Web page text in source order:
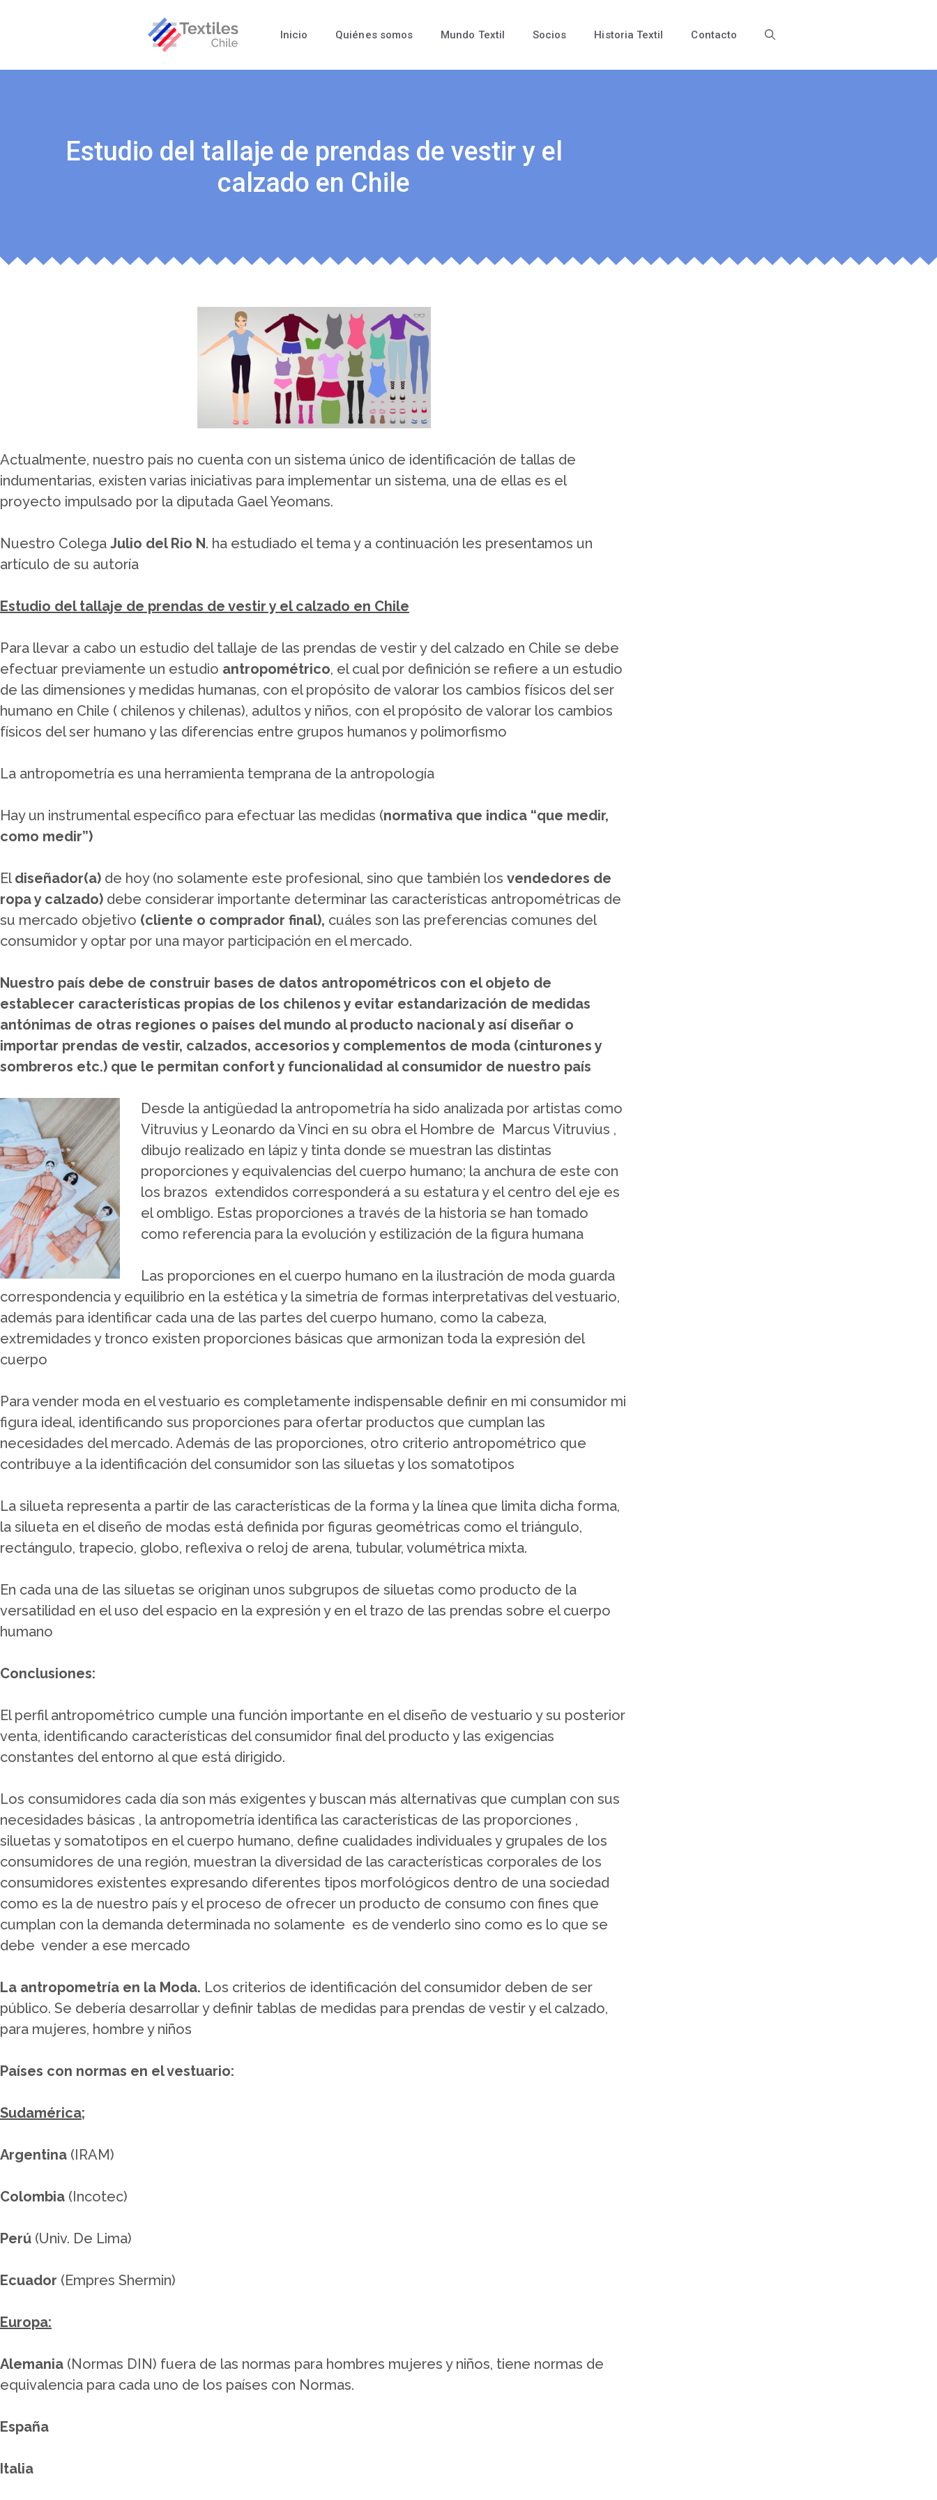
Inicio Quiénes somos Mundo Textil Socios Historia Textil Contacto
Estudio del tallaje de prendas de vestir y el
calzado en Chile
Actualmente, nuestro país no cuenta con un sistema único de identificación de tallas de
indumentarias, existen varias iniciativas para implementar un sistema, una de ellas es el
proyecto impulsado por la diputada Gael Yeomans.
Nuestro Colega Julio del Rio N. ha estudiado el tema y a continuación les presentamos un
artículo de su autoría
Estudio del tallaje de prendas de vestir y el calzado en Chile
Para llevar a cabo un estudio del tallaje de las prendas de vestir y del calzado en Chile se debe
efectuar previamente un estudio antropométrico, el cual por definición se refiere a un estudio
de las dimensiones y medidas humanas, con el propósito de valorar los cambios físicos del ser
humano en Chile ( chilenos y chilenas), adultos y niños, con el propósito de valorar los cambios
físicos del ser humano y las diferencias entre grupos humanos y polimorfismo
La antropometría es una herramienta temprana de la antropología
Hay un instrumental específico para efectuar las medidas (normativa que indica “que medir,
como medir”)
El diseñador(a) de hoy (no solamente este profesional, sino que también los vendedores de
ropa y calzado) debe considerar importante determinar las características antropométricas de
su mercado objetivo (cliente o comprador final), cuáles son las preferencias comunes del
consumidor y optar por una mayor participación en el mercado.
Nuestro país debe de construir bases de datos antropométricos con el objeto de
establecer características propias de los chilenos y evitar estandarización de medidas
antónimas de otras regiones o países del mundo al producto nacional y así diseñar o
importar prendas de vestir, calzados, accesorios y complementos de moda (cinturones y
sombreros etc.) que le permitan confort y funcionalidad al consumidor de nuestro país
Desde la antigüedad la antropometría ha sido analizada por artistas como
Vitruvius y Leonardo da Vinci en su obra el Hombre de Marcus Vitruvius ,
dibujo realizado en lápiz y tinta donde se muestran las distintas
proporciones y equivalencias del cuerpo humano; la anchura de este con
los brazos extendidos corresponderá a su estatura y el centro del eje es
el ombligo. Estas proporciones a través de la historia se han tomado
como referencia para la evolución y estilización de la figura humana
Las proporciones en el cuerpo humano en la ilustración de moda guarda
correspondencia y equilibrio en la estética y la simetría de formas interpretativas del vestuario,
además para identificar cada una de las partes del cuerpo humano, como la cabeza,
extremidades y tronco existen proporciones básicas que armonizan toda la expresión del
cuerpo
Para vender moda en el vestuario es completamente indispensable definir en mi consumidor mi
figura ideal, identificando sus proporciones para ofertar productos que cumplan las
necesidades del mercado. Además de las proporciones, otro criterio antropométrico que
contribuye a la identificación del consumidor son las siluetas y los somatotipos
La silueta representa a partir de las características de la forma y la línea que limita dicha forma,
la silueta en el diseño de modas está definida por figuras geométricas como el triángulo,
rectángulo, trapecio, globo, reflexiva o reloj de arena, tubular, volumétrica mixta.
En cada una de las siluetas se originan unos subgrupos de siluetas como producto de la
versatilidad en el uso del espacio en la expresión y en el trazo de las prendas sobre el cuerpo
humano
Conclusiones:
El perfil antropométrico cumple una función importante en el diseño de vestuario y su posterior
venta, identificando características del consumidor final del producto y las exigencias
constantes del entorno al que está dirigido.
Los consumidores cada día son más exigentes y buscan más alternativas que cumplan con sus
necesidades básicas , la antropometría identifica las características de las proporciones ,
siluetas y somatotipos en el cuerpo humano, define cualidades individuales y grupales de los
consumidores de una región, muestran la diversidad de las características corporales de los
consumidores existentes expresando diferentes tipos morfológicos dentro de una sociedad
como es la de nuestro país y el proceso de ofrecer un producto de consumo con fines que
cumplan con la demanda determinada no solamente es de venderlo sino como es lo que se
debe vender a ese mercado
La antropometría en la Moda. Los criterios de identificación del consumidor deben de ser
público. Se debería desarrollar y definir tablas de medidas para prendas de vestir y el calzado,
para mujeres, hombre y niños
Países con normas en el vestuario:
Sudamérica;
Argentina (IRAM)
Colombia (Incotec)
Perú (Univ. De Lima)
Ecuador (Empres Shermin)
Europa:
Alemania (Normas DIN) fuera de las normas para hombres mujeres y niños, tiene normas de
equivalencia para cada uno de los países con Normas.
España
Italia